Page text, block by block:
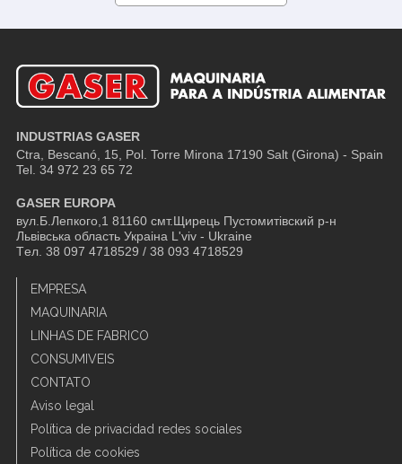
INDUSTRIAS GASER
Ctra, Bescanó, 15, Pol. Torre Mirona 17190 Salt (Girona) - Spain
Tel. 34 972 23 65 72
GASER EUROPA
вул.Б.Лепкого,1 81160 смт.Щирець Пустомитівский р-н
Львівська область Украіна L'viv - Ukraine
Tел. 38 097 4718529 / 38 093 4718529
EMPRESA
MAQUINARIA
LINHAS DE FABRICO
CONSUMIVEIS
CONTATO
Aviso legal
Política de privacidad redes sociales
Política de cookies